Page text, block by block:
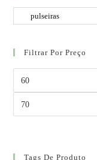
Filtrar Por Preço
Tags De Produto